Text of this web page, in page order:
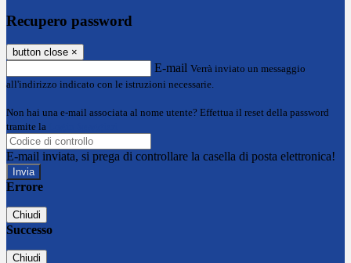
Recupero password
button close ×
E-mail Verrà inviato un messaggio
all'indirizzo indicato con le istruzioni necessarie.
Non hai una e-mail associata al nome utente? Effettua il reset della password
tramite la
E-mail inviata, si prega di controllare la casella di posta elettronica!
Errore
Chiudi
Successo
Chiudi